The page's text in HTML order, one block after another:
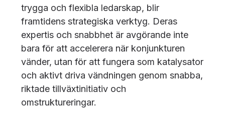
trygga och flexibla ledarskap, blir
framtidens strategiska verktyg. Deras
expertis och snabbhet är avgörande inte
bara för att accelerera när konjunkturen
vänder, utan för att fungera som katalysator
och aktivt driva vändningen genom snabba,
riktade tillväxtinitiativ och
omstruktureringar.